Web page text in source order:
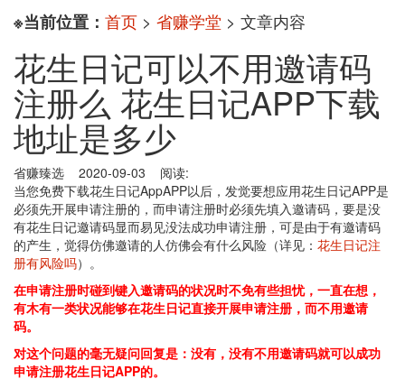
※当前位置： 首页 > 省赚学堂 > 文章内容
花生日记可以不用邀请码
注册么 花生日记APP下载
地址是多少
省赚臻选 2020-09-03 阅读:
当您免费下载花生日记AppAPP以后，发觉要想应用花生日记APP是
必须先开展申请注册的，而申请注册时必须先填入邀请码，要是没
有花生日记邀请码显而易见没法成功申请注册，可是由于有邀请码
的产生，觉得仿佛邀请的人仿佛会有什么风险（详见： 花生日记注
册有风险吗）。
在申请注册时碰到键入邀请码的状况时不免有些担忧，一直在想，
有木有一类状况能够在花生日记直接开展申请注册，而不用邀请
码。
对这个问题的毫无疑问回复是：没有，没有不用邀请码就可以成功
申请注册花生日记APP的。